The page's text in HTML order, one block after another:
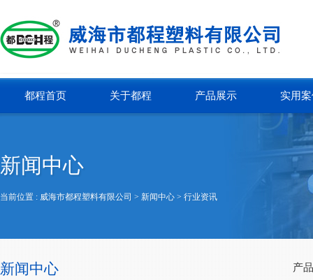
都程首页 关于都程 产品展示 实用
新闻中心
当前位置 : 威海市都程塑料有限公司 > 新闻中心 > 行业资讯
新闻中心 产